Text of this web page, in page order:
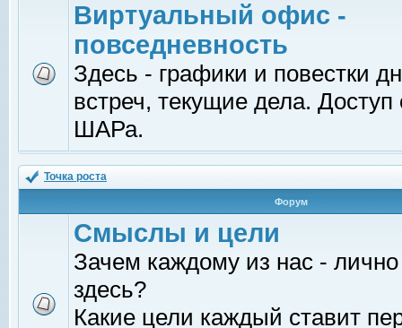
Виртуальный офис -
повседневность
Здесь - графики и повестки
встреч, текущие дела.
ШАРа.
Точка роста
Форум
Смыслы и цели
Зачем каждому из нас -
здесь?
Какие цели каждый ставит